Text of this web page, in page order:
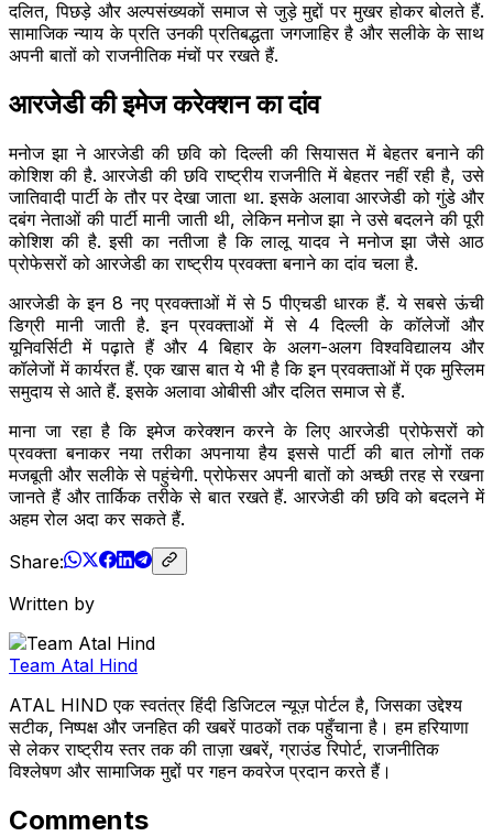
दलित, पिछड़े और अल्पसंख्यकों समाज से जुड़े मुद्दों पर मुखर होकर बोलते हैं.
सामाजिक न्याय के प्रति उनकी प्रतिबद्धता जगजाहिर है और सलीके के साथ
अपनी बातों को राजनीतिक मंचों पर रखते हैं.
आरजेडी की इमेज करेक्शन का दांव
मनोज झा ने आरजेडी की छवि को दिल्ली की सियासत में बेहतर बनाने की
कोशिश की है. आरजेडी की छवि राष्ट्रीय राजनीति में बेहतर नहीं रही है, उसे
जातिवादी पार्टी के तौर पर देखा जाता था. इसके अलावा आरजेडी को गुंडे और
दबंग नेताओं की पार्टी मानी जाती थी, लेकिन मनोज झा ने उसे बदलने की पूरी
कोशिश की है. इसी का नतीजा है कि लालू यादव ने मनोज झा जैसे आठ
प्रोफेसरों को आरजेडी का राष्ट्रीय प्रवक्ता बनाने का दांव चला है.
आरजेडी के इन 8 नए प्रवक्ताओं में से 5 पीएचडी धारक हैं. ये सबसे ऊंची
डिग्री मानी जाती है. इन प्रवक्ताओं में से 4 दिल्ली के कॉलेजों और
यूनिवर्सिटी में पढ़ाते हैं और 4 बिहार के अलग-अलग विश्वविद्यालय और
कॉलेजों में कार्यरत हैं. एक खास बात ये भी है कि इन प्रवक्ताओं में एक मुस्लिम
समुदाय से आते हैं. इसके अलावा ओबीसी और दलित समाज से हैं.
माना जा रहा है कि इमेज करेक्शन करने के लिए आरजेडी प्रोफेसरों को
प्रवक्ता बनाकर नया तरीका अपनाया हैय इससे पार्टी की बात लोगों तक
मजबूती और सलीके से पहुंचेगी. प्रोफेसर अपनी बातों को अच्छी तरह से रखना
जानते हैं और तार्किक तरीके से बात रखते हैं. आरजेडी की छवि को बदलने में
अहम रोल अदा कर सकते हैं.
Share:
Written by
Team Atal Hind
ATAL HIND एक स्वतंत्र हिंदी डिजिटल न्यूज़ पोर्टल है, जिसका उद्देश्य
सटीक, निष्पक्ष और जनहित की खबरें पाठकों तक पहुँचाना है। हम हरियाणा
से लेकर राष्ट्रीय स्तर तक की ताज़ा खबरें, ग्राउंड रिपोर्ट, राजनीतिक
विश्लेषण और सामाजिक मुद्दों पर गहन कवरेज प्रदान करते हैं।
Comments